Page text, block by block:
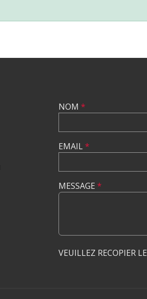
NOM *
EMAIL*
MESSAGE *
VEUILLEZ RECOPIER